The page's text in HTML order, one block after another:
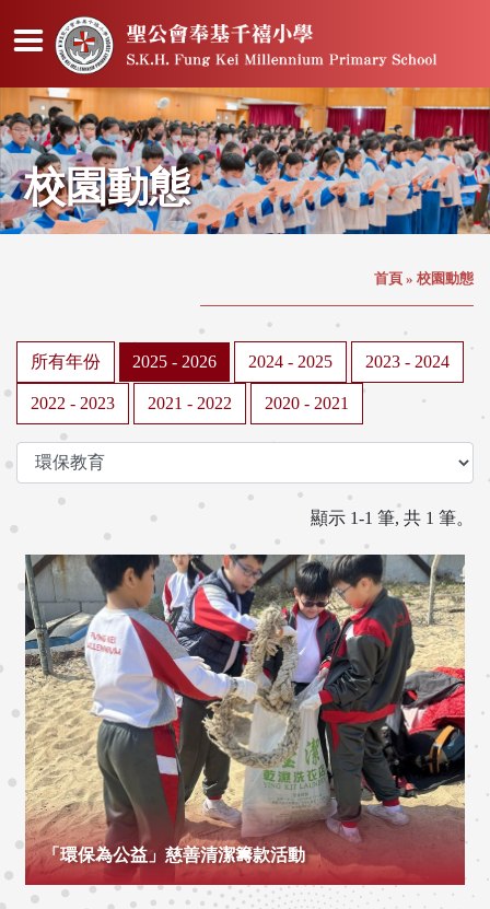
校園動態
首頁 » 校園動態
所有年份 2025 - 2026 2024 - 2025 2023 - 2024
2022 - 2023 2021 - 2022 2020 - 2021
顯示 1-1 筆, 共 1 筆。
「環保為公益」慈善清潔籌款活動